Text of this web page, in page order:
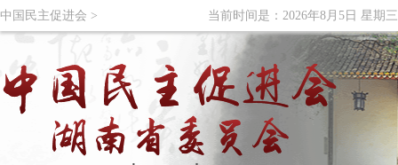
中国民主促进会 > 当前时间是：2026年8月5日 星期三